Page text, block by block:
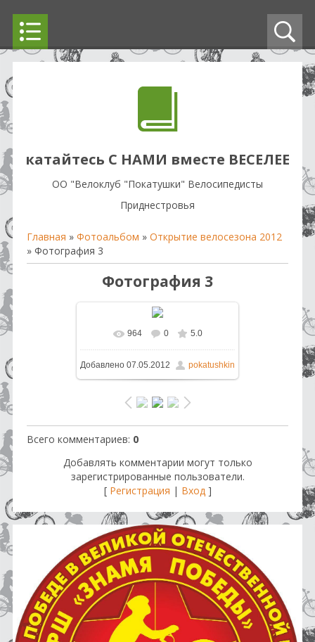
катайтесь С НАМИ вместе ВЕСЕЛЕЕ
OO "Велоклуб "Покатушки" Велосипедисты
Приднестровья
Главная » Фотоальбом » Открытие велосезона 2012
» Фотография 3
Фотография 3
В реальном размере 1600x1200
/ 158.0Kb
964 0 5.0
Добавлено 07.05.2012 pokatushkin
Всего комментариев: 0
Добавлять комментарии могут только
зарегистрированные пользователи.
[ Регистрация | Вход]